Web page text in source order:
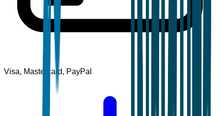
Visa, Mastercard, PayPal